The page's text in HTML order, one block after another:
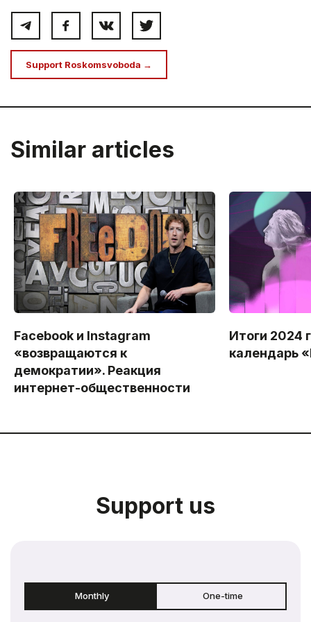
Support Roskomsvoboda →
Similar articles
Facebook и Instagram
«возвращаются к
демократии». Реакция
интернет-общественности
Итоги 2024
календарь
Support us
Monthly One-time